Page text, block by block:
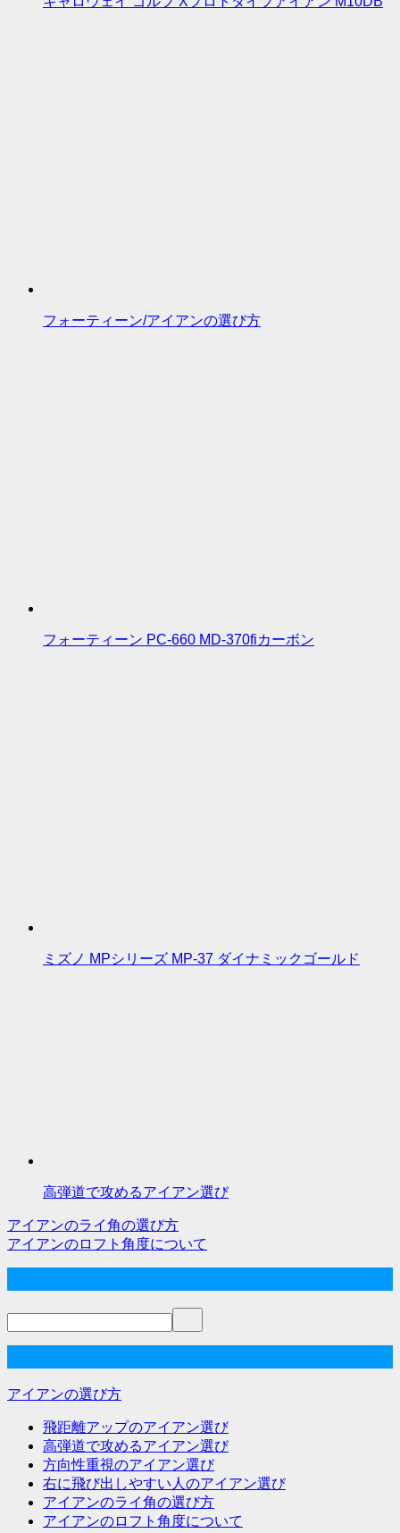
フォーティーン/アイアンの選び方
フォーティーン PC-660 MD-370fiカーボン
ミズノ MPシリーズ MP-37 ダイナミックゴールド
高弾道で攻めるアイアン選び
投
稿
ビ
ー
アイアンのライ角の選び方
アイアンのロフト角度について
アイアンの選び方
飛距離アップのアイアン選び
高弾道で攻めるアイアン選び
方向性重視のアイアン選び
右に飛び出しやすい人のアイアン選び
アイアンのライ角の選び方
アイアンのロフト角度について